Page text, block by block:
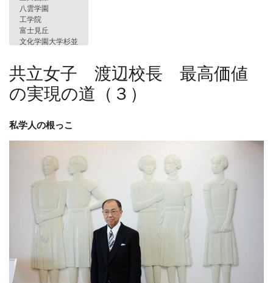
共立女子 渡辺校長 最高価値
の実現の道（３）
私学人の根っこ